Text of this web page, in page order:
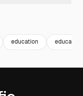
education educação